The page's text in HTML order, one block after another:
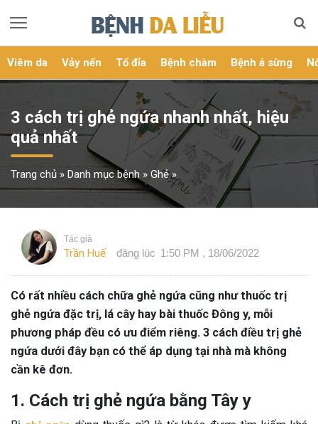
Viêm da Vảy nến Tổ đỉa Bệnh chàm Bệnh á sừng
3 cách trị ghẻ ngứa nhanh nhất, hiệu
quả nhất
Trang chủ » Danh mục bệnh » Ghẻ»
Tác giả
Trần Huế đăng lúc 1:50 PM , 18/06/2022
Có rất nhiều cách chữa ghẻ ngứa cũng như thuốc trị
ghẻ ngứa đặc trị, lá cây hay bài thuốc Đông y, mỗi
phương pháp đều có ưu điểm riêng. 3 cách điều trị ghẻ
ngứa dưới đây bạn có thể áp dụng tại nhà mà không
cần kê đơn.
1. Cách trị ghẻ ngứa bằng Tây y